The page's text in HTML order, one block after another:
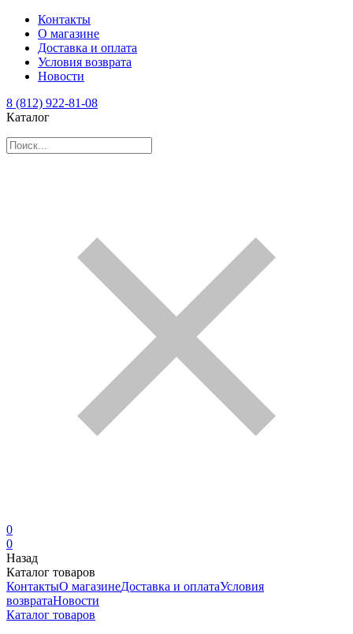
Контакты
О магазине
Доставка и оплата
Условия возврата
Новости
8 (812) 922-81-08
Каталог
0
0
Назад
Каталог товаров
КонтактыО магазинеДоставка и оплатаУсловия
возвратаНовости
Каталог товаров